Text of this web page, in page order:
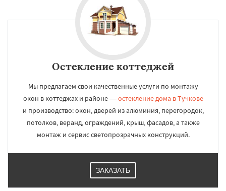
Остекление коттеджей
Мы предлагаем свои качественные услуги по монтажу
окон в коттеджах и районе —остекление дома в Тучкове
и производство: окон, дверей из алюминия, перегородок,
потолков, веранд, ограждений, крыш, фасадов, а также
монтаж и сервис светопрозрачных конструкций.
ЗАКАЗАТЬ